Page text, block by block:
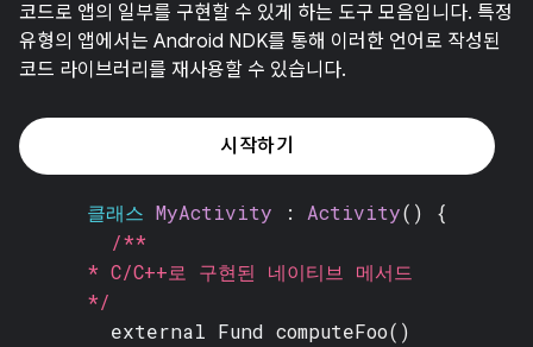
코드로 앱의 일부를 구현할 수 있게 하는 도구 모음입니다. 특정
유형의 앱에서는 Android NDK를 통해 이러한 언어로 작성된
코드 라이브러리를 재사용할 수 있습니다.
시작하기
클래스 MyActivity : Activity() {
/**
* C/C++로 구현된 네이티브 메서드
*/
external Fund computeFoo()